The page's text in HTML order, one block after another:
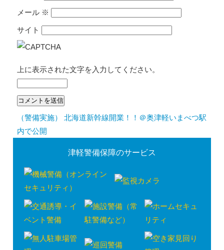
メール ※
サイト
上に表示された文字を入力してください。
投
ビ
ゲ
ー
ョ
（警備実施） 北海道新幹線開業！！＠奥津軽いまべつ駅
内で公開
津軽警備保障のサービス